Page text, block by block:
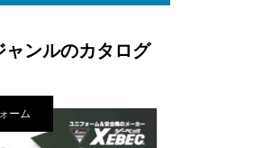
ャンルのカタログ
ーム